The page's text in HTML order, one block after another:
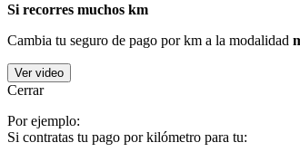
Si recorres muchos km
Cambia tu seguro de pago por km a la modalidad
Ver video
Cerrar
Por ejemplo:
Si contratas tu pago por kilómetro para tu: